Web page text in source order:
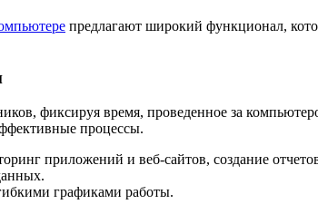
предлагают широкий функционал,
фиксируя время, проведенное за
процессы.
приложений и веб-сайтов, создание
графиками работы.